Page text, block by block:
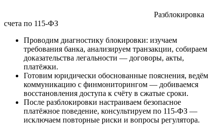
Разблокировка
счета по 115-ФЗ
Проводим диагностику блокировки: изучаем
требования банка, анализируем транзакции, собираем
доказательства легальности — договоры, акты,
платёжки.
Готовим юридически обоснованные пояснения, ведём
коммуникацию с финмониторингом — добиваемся
восстановления доступа к счёту в сжатые сроки.
После разблокировки настраиваем безопасное
платёжное поведение, консультируем по 115-ФЗ —
исключаем повторные риски и вопросы регулятора.